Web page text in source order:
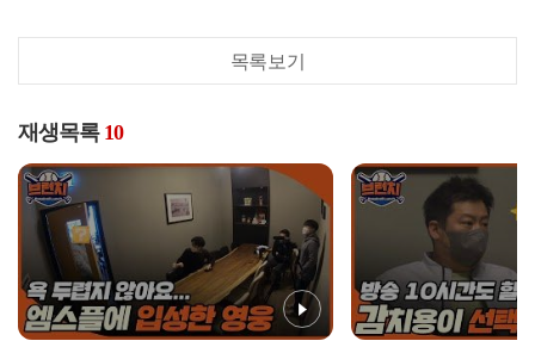
목록보기
재생목록 10